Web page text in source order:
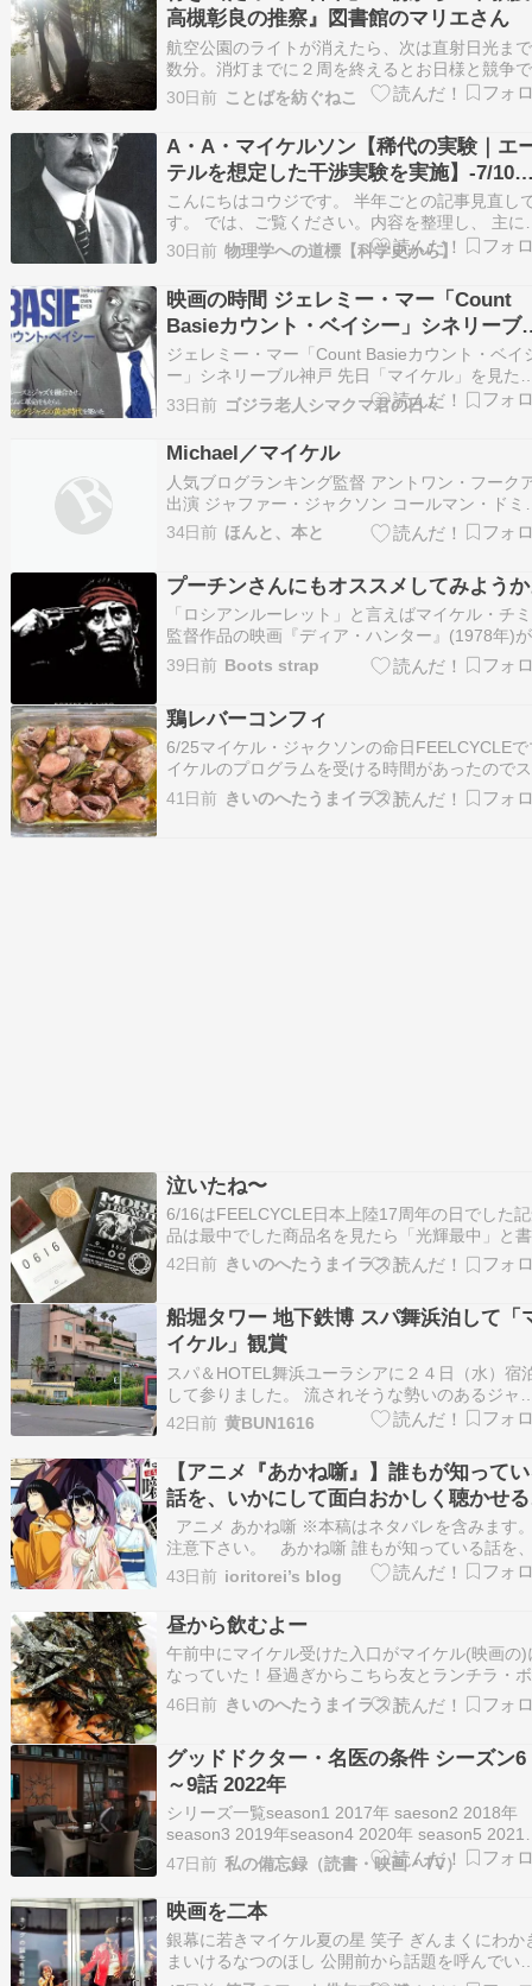
高槻彰良の推察』図書館のマリエさん
航空公園のライトが消えたら、次は直射日光ま
数分。消灯までに２周を終えるとお日様と競争で
す。やや疲れた３周めも速歩でいけるのは熱波
症のおかげ。 早出が増えた公園を５時前に後に
ると、帰宅後は家事のオートメーション。 朝食
終わると洗濯機もピーっと終了を告げ、干し終
ら牛…
30日前 ことばを紡ぐねこ
A・A・マイケルソン【稀代の実験｜エ
テルを想定した干渉実験を実施】‐7/10
訂
こんにちはコウジです。 半年ごとの記事見直し
す。 では、ご覧ください。内容を整理し、 主に
ンクを見直しました。 現時点での英訳も考えて
ます。 （以下原稿です） 干渉実験（解釈） 【
ンサーリンク】 【1852年1 […] The post A・A
イケルソン【稀代の実験…
30日前 物理学への道標【科学史から】
映画の時間 ジェレミー・マー「Count
Basieカウント・ベイシー」シネリーブ
神戸no393
ジェレミー・マー「Count Basieカウント・ベイ
ー」シネリーブル神戸 先日「マイケル」を見た
いで今日はジェレミー・マーという監督の「カ
ト・ベイシー」でした。 いやあ、しみじしちゃ
エピソード満載...
33日前 ゴジラ老人シマクマ君の日々
Michael／マイケル
人気ブログランキング監督 アントワン・フーク
出演 ジャファー・ジャクソン コールマン・ドミ
ゴ ニア・ロング マイルズ・テラー ローラ・ハ
ー＜あらすじ＞野心家の父ジョセフの厳しいレ
てデビューする。兄弟はスターダムを駆け上が…
34日前 ほんと、本と
プーチンさんにもオススメしてみよう
「ロシアンルーレット」と言えばマイケル・チ
監督作品の映画『ディア・ハンター』(1978年)
ぐに思い浮かんでくる。当時、公開されたばか
映画館で観た記憶がある。主演はロバート・デ
に苦しめられた男が主役の映画。核となるシー…
39日前 Boots strap
鶏レバーコンフィ
6/25マイケル・ジャクソンの命日FEELCYCLEで
イケルのプログラムを受ける時間があったので
バで時間つぶしレッスンの前にオーケーに寄っ
買おうと思っていたレバーが売っていた！遅い
41日前 きいのへたうまイラスト
泣いたね〜
6/16はFEELCYCLE日本上陸17周年の日でした
品は最中でした商品名を見たら「光輝最中」と
てあったそこもこだわり？7/17おかーたんを連
映画「Micheal」を鑑賞オープニングから最後ま
が好きすぎるの…
42日前 きいのへたうまイラスト
船堀タワー 地下鉄博 スパ舞浜泊して「
イケル」観賞
スパ＆HOTEL舞浜ユーラシアに２４日（水）宿
して参りました。 流されそうな勢いのあるジャ
ジー風呂、ビリビリきた電気風呂、異なる３種
ウナ、露天風呂は地下1700メートルから湧出る
褐色の源泉、、、、、等、 大浴場は素晴らしか
たです。 ２days1nightの朝食付きホテ…
42日前 黄BUN1616
【アニメ『あかね噺』】誰もが知って
話を、いかにして面白おかしく聴かせ
ーー究極の話芸「落語」の真髄。
アニメ あかね噺 ※本稿はネタバレを含みます
注意下さい。 あかね噺 誰もが知っている話を
かにして面白おかしく聴かせるかーー究極の話芸
「落語」の真髄 アニメ『あかね噺』とは 原作：
永裕樹 作画：馬上鷹将『あかね噺』(集英社) あ
すじ 登場人物 阿良川 あかね /…
43日前 ioritorei’s blog
昼から飲むよー
午前中にマイケル受けた入口がマイケル(映画の)
なっていた！昼過ぎからこちら友とランチラ・
ム久々だなぁカンパーイあたしはラ・ボエムの
パスタに納豆トッピングが大好きだからこの日
も35年以上の付き合い？！怖ーい
46日前 きいのへたうまイラスト
グッドドクター・名医の条件 シーズン6
～9話 2022年
シリーズ一覧season1 2017年 saeson2 2018年
season3 2019年season4 2020年 season5 2021
SEASON6 2022年 1~4話 シーズン6（全22話）5
9話 キャストショーン・マーフィー - フレディ・
イモアリア・デ…
47日前 私の備忘録（読書・映画・TV）
映画を二本
銀幕に若きマイケル夏の星 笑子 ぎんまくにわか
まいけるなつのほし 公開前から話題を呼んでい